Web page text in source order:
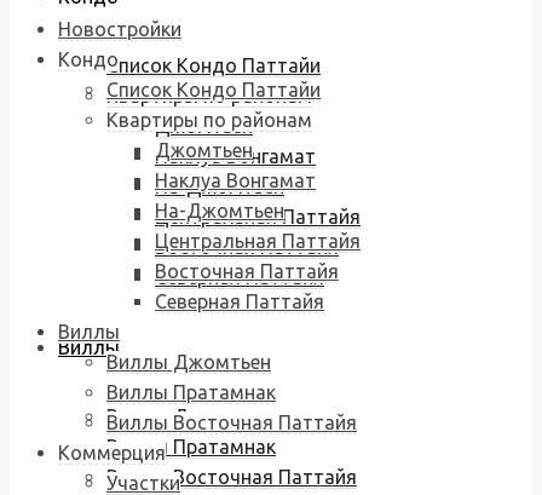
Список Кондо Паттайи
Квартиры по районам
Джомтьен
Наклуа Вонгамат
На-Джомтьен
Центральная Паттайя
Восточная Паттайя
Северная Паттайя
Виллы
Виллы Джомтьен
Виллы Пратамнак
Виллы Восточная Паттайя
Новостройки
Кондо
Список Кондо Паттайи
Квартиры по районам
Джомтьен
Наклуа Вонгамат
На-Джомтьен
Центральная Паттайя
Восточная Паттайя
Северная Паттайя
Виллы
Виллы Джомтьен
Виллы Пратамнак
Виллы Восточная Паттайя
Коммерция
Участки